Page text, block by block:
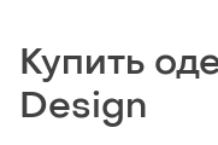
Купить
Design